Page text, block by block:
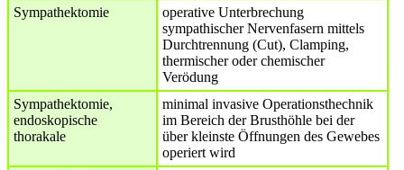
Sympathektomie
operative Unterbrechung
sympathischer Nervenfasern mittels
Durchtrennung (Cut), Clamping,
thermischer oder chemischer
Verödung
Sympathektomie,
endoskopische
thorakale
minimal invasive Operationsthechnik
im Bereich der Brusthöhle bei der
über kleinste Öffnungen des Gewebes
operiert wird